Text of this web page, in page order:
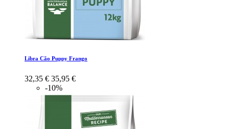
Libra Cão Puppy Frango
32,35 € 35,95 €
-10%